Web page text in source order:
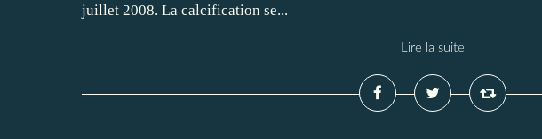
juillet 2008. La calcification se...
Lire la suite